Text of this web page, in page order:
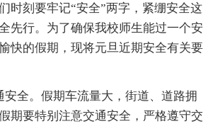
时刻要牢记“安全”两字，紧绷安全这
先行。为了确保我校师生能过一个安
快的假期，现将元旦近期安全有关要
安全。假期车流量大，街道、道路拥
期要特别注意交通安全，严格遵守交